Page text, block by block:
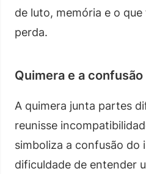
de luto, memória e o
perda.
Quimera e a
A quimera junta partes
reunisse
simboliza a confusão do
dificuldade de entender